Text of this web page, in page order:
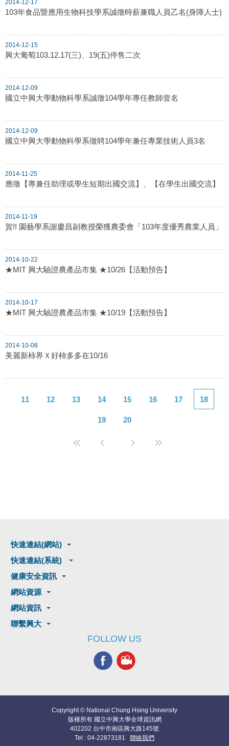
2014-12-17
103年食品暨應用生物科技學系誠徵時薪兼職人員乙名(身障人士)
2014-12-15
興大葡萄103.12.17(三)、19(五)停售二次
2014-12-09
國立中興大學動物科學系誠徵104學年專任教師壹名
2014-12-09
國立中興大學動物科學系徵聘104學年兼任專業技術人員3名
2014-11-25
應徵【專兼任助理或學生短期出國交流】、【在學生出國交流】
2014-11-19
賀!! 園藝學系謝慶昌副教授榮獲農委會「103年度優秀農業人員」
2014-10-22
★MIT 興大驗證農產品市集 ★10/26【活動預告】
2014-10-17
★MIT 興大驗證農產品市集 ★10/19【活動預告】
2014-10-08
美麗新柿界Ｘ好柿多多在10/16
11 12 13 14 15 16 17 18
19 20
快速連結(網站)
快速連結(系統)
健康安全資訊
網站資源
網站資訊
聯繫興大
FOLLOW US
Copyright © National Chung Hsing University
版權所有 國立中興大學全球資訊網
402202 台中市南區興大路145號
Tel : 04-22873181 聯絡我們